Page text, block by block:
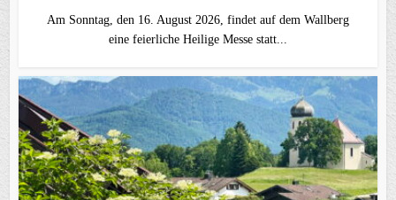
Am Sonntag, den 16. August 2026, findet auf dem Wallberg
eine feierliche Heilige Messe statt...